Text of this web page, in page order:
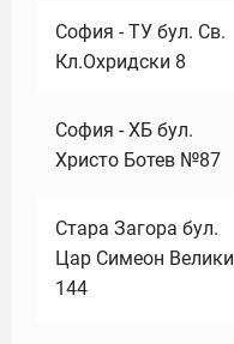
София - ТУ бул. Св.
Кл.Охридски 8
София - ХБ бул.
Христо Ботев №87
Стара Загора бул.
Цар Симеон Велики
144